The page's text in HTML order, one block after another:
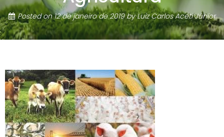
Posted on12 de janeiro de 2019byLuiz Carlos Aceti Júnior